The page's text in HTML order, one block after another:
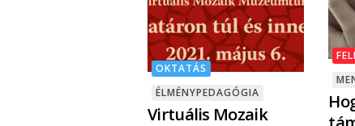
OKTATÁS
ÉLMÉNYPEDAGÓGIA
Virtuális Mozaik